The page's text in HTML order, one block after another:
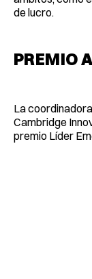
de lucro.
PREMIO
La
Cambridge
premio Líder